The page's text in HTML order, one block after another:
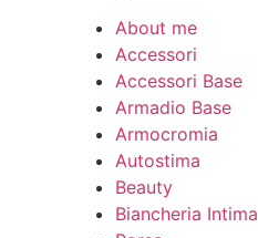
About me
Accessori
Accessori Base
Armadio Base
Armocromia
Autostima
Beauty
Biancheria Intima